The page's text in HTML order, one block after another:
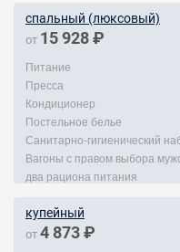
спальный (люксовый)
от 15 928 ₽
Питание
Пресса
Кондиционер
Постельное белье
Санитарно-гигиенический
Вагоны с правом выбора
два рациона питания
купейный
от 4 873 ₽